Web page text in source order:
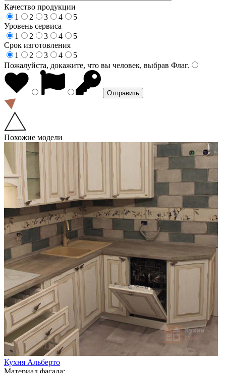
Качество продукции
1
2 3 4
5
Уровень сервиса
1
2 3 4
5
Срок изготовления
1
2 3 4
5
Пожалуйста, докажите, что вы человек, выбрав Флаг.
Похожие модели
Кухня Альберто
Материал фасада: